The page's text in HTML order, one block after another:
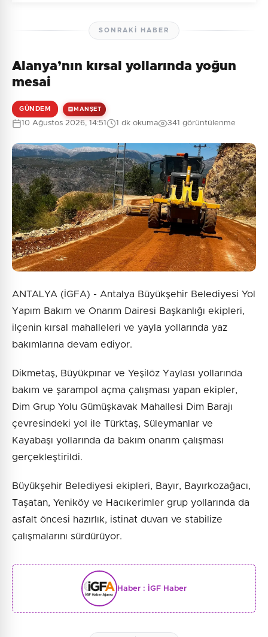
Güvenlik Sorusu:
6 + 1 = ?
Gönder
Henüz yorum yapılmamış. İlk yorumu siz yapın!
SONRAKI HABER
Alanya’nın kırsal yollarında yoğun
mesai
GÜNDEM MANŞET
10 Ağustos 2026, 14:51 1 dk okuma 341 görüntülenme
ANTALYA (İGFA) - Antalya Büyükşehir Belediyesi Yol
Yapım Bakım ve Onarım Dairesi Başkanlığı ekipleri,
ilçenin kırsal mahalleleri ve yayla yollarında yaz
bakımlarına devam ediyor.
Dikmetaş, Büyükpınar ve Yeşilöz Yaylası yollarında
bakım ve şarampol açma çalışması yapan ekipler,
Dim Grup Yolu Gümüşkavak Mahallesi Dim Barajı
çevresindeki yol ile Türktaş, Süleymanlar ve
Kayabaşı yollarında da bakım onarım çalışması
gerçekleştirildi.
Büyükşehir Belediyesi ekipleri, Bayır, Bayırkozağacı,
Taşatan, Yeniköy ve Hacıkerimler grup yollarında da
asfalt öncesi hazırlık, istinat duvarı ve stabilize
çalışmalarını sürdürüyor.
Haber : İGF Haber